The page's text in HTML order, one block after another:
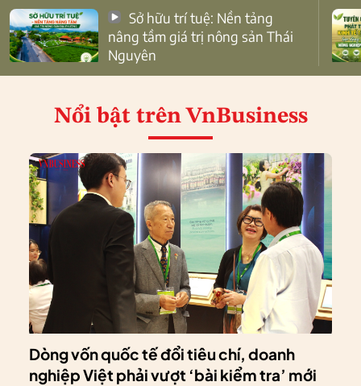
nâng tầm giá trị nông sản Thái
Nguyên
Nổi bật trên VnBusiness
Dòng vốn quốc tế đổi tiêu chí, doanh
nghiệp Việt phải vượt ‘bài kiểm tra’ mới